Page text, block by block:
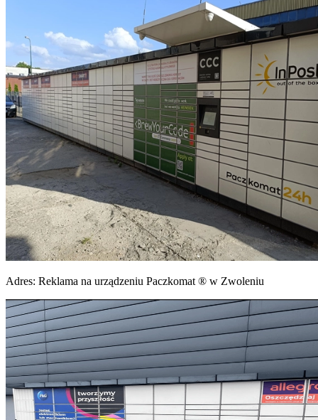
Adres: Reklama na urządzeniu Paczkomat ® w Zwoleniu